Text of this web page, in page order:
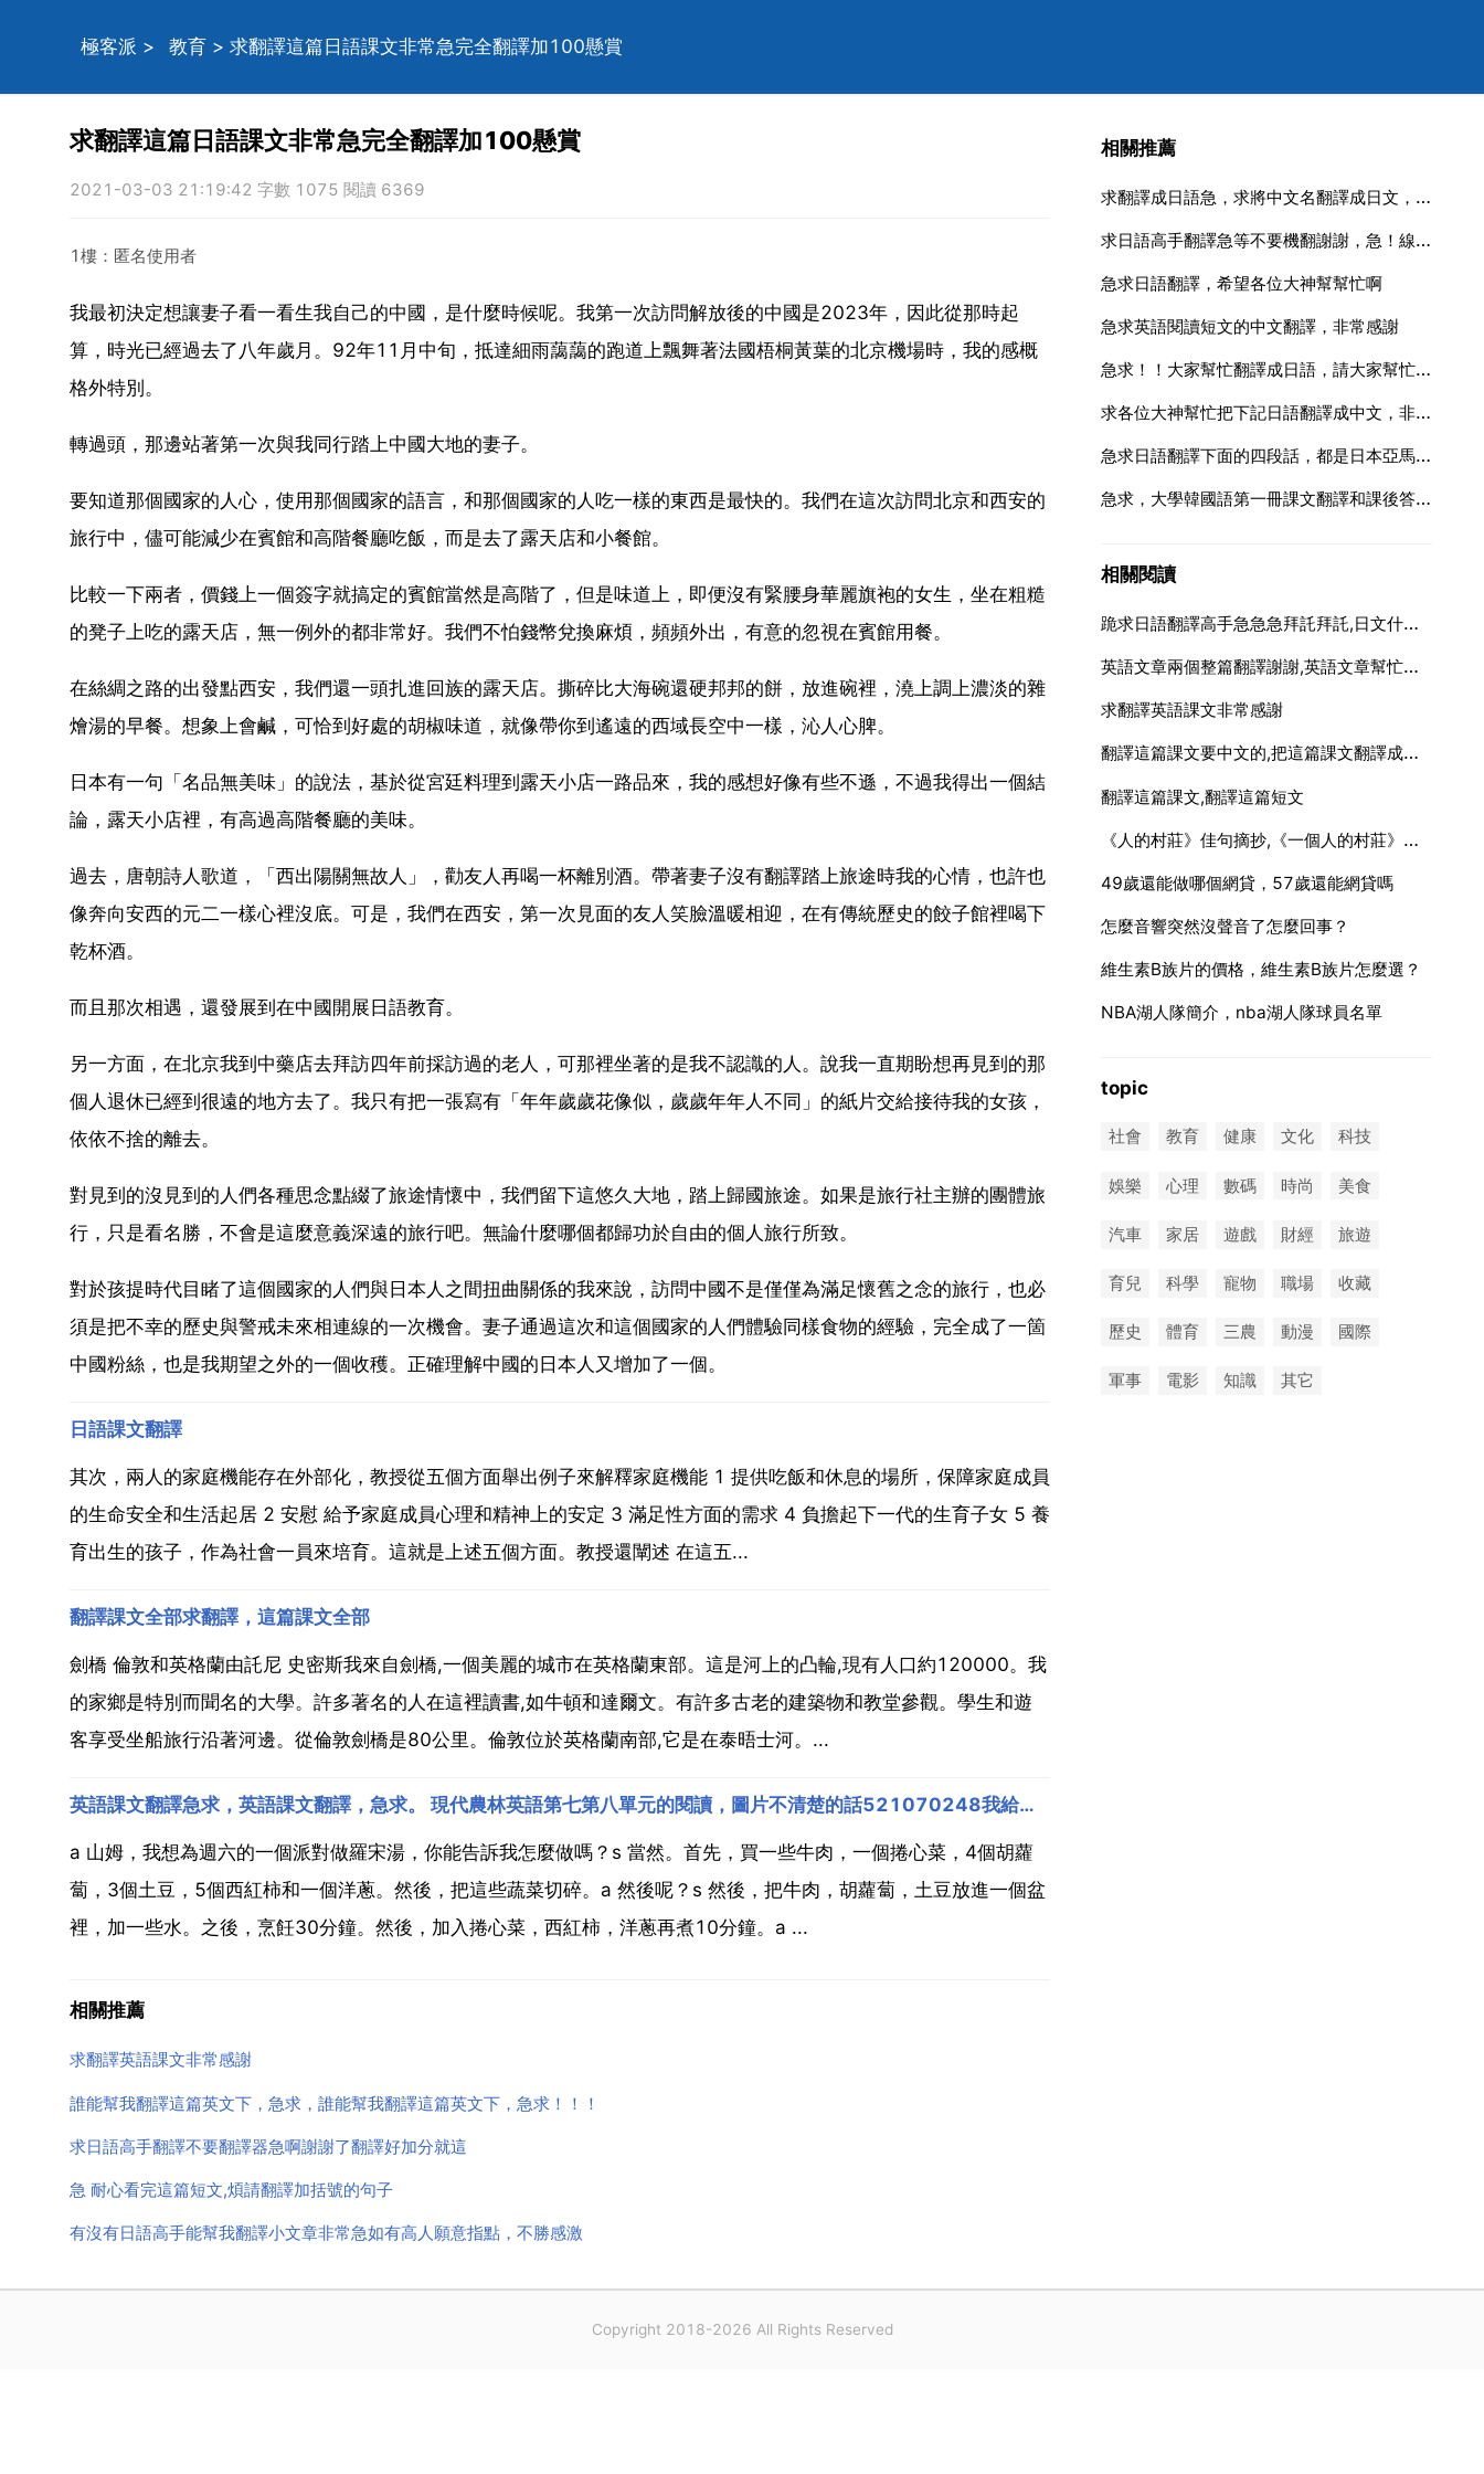
極客派 > 教育 > 求翻譯這篇日語課文非常急完全翻譯加100懸賞
求翻譯這篇日語課文非常急完全翻譯加100懸賞
2021-03-03 21:19:42 字數 1075 閱讀 6369
1樓：匿名使用者
我最初決定想讓妻子看一看生我自己的中國，是什麼時候呢。我第一次訪問解放後的中國是2023年，因此從那時起
算，時光已經過去了八年歲月。92年11月中旬，抵達細雨藹藹的跑道上飄舞著法國梧桐黃葉的北京機場時，我的感概
格外特別。
轉過頭，那邊站著第一次與我同行踏上中國大地的妻子。
要知道那個國家的人心，使用那個國家的語言，和那個國家的人吃一樣的東西是最快的。我們在這次訪問北京和西安的
旅行中，儘可能減少在賓館和高階餐廳吃飯，而是去了露天店和小餐館。
比較一下兩者，價錢上一個簽字就搞定的賓館當然是高階了，但是味道上，即便沒有緊腰身華麗旗袍的女生，坐在粗糙
的凳子上吃的露天店，無一例外的都非常好。我們不怕錢幣兌換麻煩，頻頻外出，有意的忽視在賓館用餐。
在絲綢之路的出發點西安，我們還一頭扎進回族的露天店。撕碎比大海碗還硬邦邦的餅，放進碗裡，澆上調上濃淡的雜
燴湯的早餐。想象上會鹹，可恰到好處的胡椒味道，就像帶你到遙遠的西域長空中一樣，沁人心脾。
日本有一句「名品無美味」的說法，基於從宮廷料理到露天小店一路品來，我的感想好像有些不遜，不過我得出一個結
論，露天小店裡，有高過高階餐廳的美味。
過去，唐朝詩人歌道，「西出陽關無故人」，勸友人再喝一杯離別酒。帶著妻子沒有翻譯踏上旅途時我的心情，也許也
像奔向安西的元二一樣心裡沒底。可是，我們在西安，第一次見面的友人笑臉溫暖相迎，在有傳統歷史的餃子館裡喝下
乾杯酒。
而且那次相遇，還發展到在中國開展日語教育。
另一方面，在北京我到中藥店去拜訪四年前採訪過的老人，可那裡坐著的是我不認識的人。說我一直期盼想再見到的那
個人退休已經到很遠的地方去了。我只有把一張寫有「年年歲歲花像似，歲歲年年人不同」的紙片交給接待我的女孩，
依依不捨的離去。
對見到的沒見到的人們各種思念點綴了旅途情懷中，我們留下這悠久大地，踏上歸國旅途。如果是旅行社主辦的團體旅
行，只是看名勝，不會是這麼意義深遠的旅行吧。無論什麼哪個都歸功於自由的個人旅行所致。
對於孩提時代目睹了這個國家的人們與日本人之間扭曲關係的我來說，訪問中國不是僅僅為滿足懷舊之念的旅行，也必
須是把不幸的歷史與警戒未來相連線的一次機會。妻子通過這次和這個國家的人們體驗同樣食物的經驗，完全成了一箇
中國粉絲，也是我期望之外的一個收穫。正確理解中國的日本人又增加了一個。
日語課文翻譯
其次，兩人的家庭機能存在外部化，教授從五個方面舉出例子來解釋家庭機能 1 提供吃飯和休息的場所，保障家庭成員
的生命安全和生活起居 2 安慰 給予家庭成員心理和精神上的安定 3 滿足性方面的需求 4 負擔起下一代的生育子女 5 養
育出生的孩子，作為社會一員來培育。這就是上述五個方面。教授還闡述 在這五...
翻譯課文全部求翻譯，這篇課文全部
劍橋 倫敦和英格蘭由託尼 史密斯我來自劍橋,一個美麗的城市在英格蘭東部。這是河上的凸輪,現有人口約120000。我
的家鄉是特別而聞名的大學。許多著名的人在這裡讀書,如牛頓和達爾文。有許多古老的建築物和教堂參觀。學生和遊
客享受坐船旅行沿著河邊。從倫敦劍橋是80公里。倫敦位於英格蘭南部,它是在泰晤士河。...
英語課文翻譯急求，英語課文翻譯，急求。 現代農林英語第七第八單元的閱讀，圖片不清楚的話521070248我給發原圖。
a 山姆，我想為週六的一個派對做羅宋湯，你能告訴我怎麼做嗎？s 當然。首先，買一些牛肉，一個捲心菜，4個胡蘿
蔔，3個土豆，5個西紅柿和一個洋蔥。然後，把這些蔬菜切碎。a 然後呢？s 然後，把牛肉，胡蘿蔔，土豆放進一個盆
裡，加一些水。之後，烹飪30分鐘。然後，加入捲心菜，西紅柿，洋蔥再煮10分鐘。a ...
相關推薦
求翻譯英語課文非常感謝
誰能幫我翻譯這篇英文下，急求，誰能幫我翻譯這篇英文下，急求！！！
求日語高手翻譯不要翻譯器急啊謝謝了翻譯好加分就這
急 耐心看完這篇短文,煩請翻譯加括號的句子
有沒有日語高手能幫我翻譯小文章非常急如有高人願意指點，不勝感激
相關推薦
求翻譯成日語急，求將中文名翻譯成日文，急急急急急！！！！！！！
求日語高手翻譯急等不要機翻謝謝，急！線上等！請幫我翻譯一段話，翻譯成日語，不要機翻，謝謝了
急求日語翻譯，希望各位大神幫幫忙啊
急求英語閱讀短文的中文翻譯，非常感謝
急求！！大家幫忙翻譯成日語，請大家幫忙翻譯成日語，謝謝
求各位大神幫忙把下記日語翻譯成中文，非常感謝啊
急求日語翻譯下面的四段話，都是日本亞馬遜上的商品描述，分開翻
急求，大學韓國語第一冊課文翻譯和課後答案，謝謝
相關閱讀
跪求日語翻譯高手急急急拜託拜託,日文什麼意思，跪求日語高手解釋！！！！！！！！
英語文章兩個整篇翻譯謝謝,英語文章幫忙翻譯一下謝謝
求翻譯英語課文非常感謝
翻譯這篇課文要中文的,把這篇課文翻譯成中文
翻譯這篇課文,翻譯這篇短文
《人的村莊》佳句摘抄,《一個人的村莊》佳句摘抄
49歲還能做哪個網貸，57歲還能網貸嗎
怎麼音響突然沒聲音了怎麼回事？
維生素B族片的價格，維生素B族片怎麼選？
NBA湖人隊簡介，nba湖人隊球員名單
topic
社會 教育 健康 文化 科技
娛樂 心理 數碼 時尚 美食
汽車 家居 遊戲 財經 旅遊
育兒 科學 寵物 職場 收藏
歷史 體育 三農 動漫 國際
軍事 電影 知識 其它
Copyright 2018-2026 All Rights Reserved